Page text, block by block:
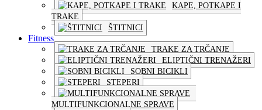
KAPE, POTKAPE I
TRAKE
ŠTITNICI
Fitness
TRAKE ZA TRČANJE
ELIPTIČNI TRENAŽERI
SOBNI BICIKLI
STEPERI
MULTIFUNKCIONALNE SPRAVE